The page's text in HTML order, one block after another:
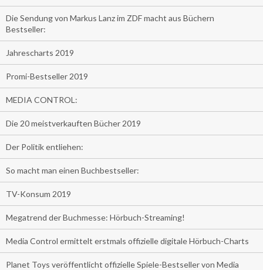
Die Sendung von Markus Lanz im ZDF macht aus Büchern
Bestseller:
Jahrescharts 2019
Promi-Bestseller 2019
MEDIA CONTROL:
Die 20 meistverkauften Bücher 2019
Der Politik entliehen:
So macht man einen Buchbestseller:
TV-Konsum 2019
Megatrend der Buchmesse: Hörbuch-Streaming!
Media Control ermittelt erstmals offizielle digitale Hörbuch-Charts
Planet Toys veröffentlicht offizielle Spiele-Bestseller von Media